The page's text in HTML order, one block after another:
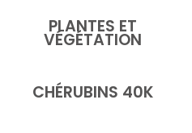
PLANTES ET
VÉGÉTATION
CHÉRUBINS 40K